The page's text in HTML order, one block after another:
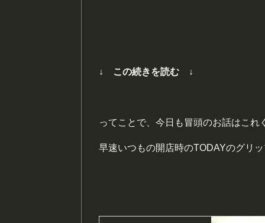
↓ この続きを読む ↓
ってことで、今日も冒頭のお話はこれ
早速いつもの開店時のTODAYのグリ